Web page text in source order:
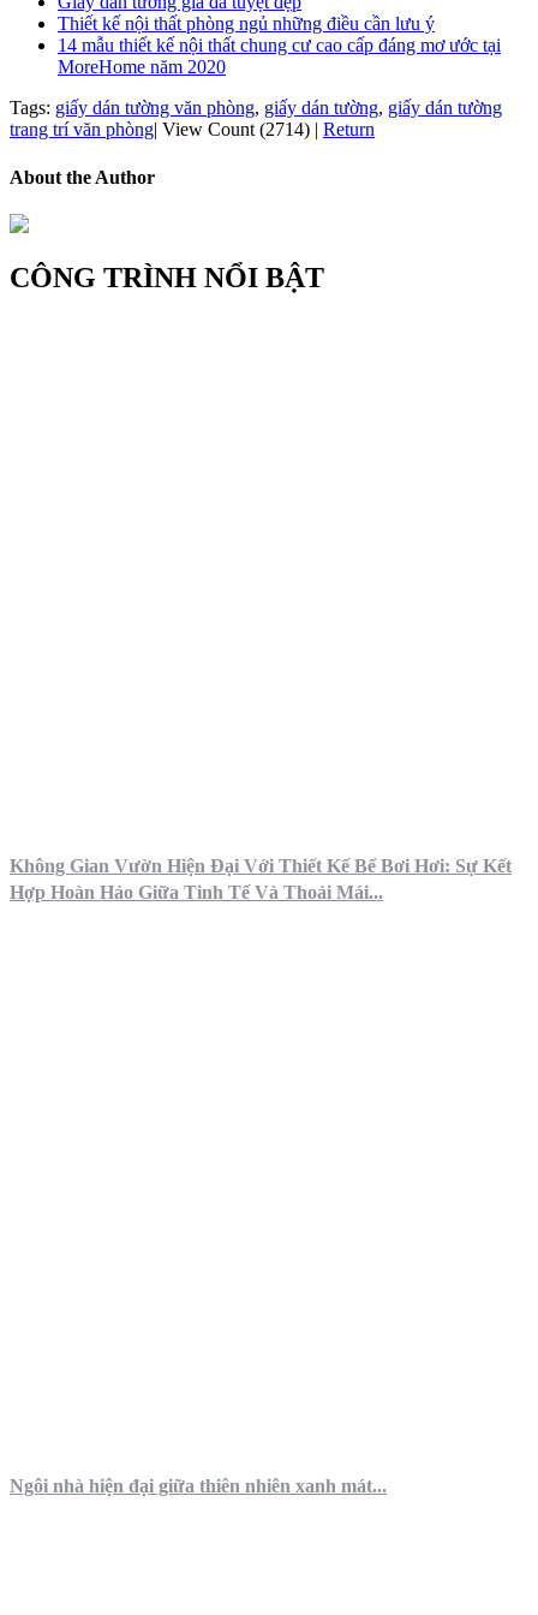
Thiết kế nội thất phòng ngủ những điều cần lưu ý
14 mẫu thiết kế nội thất chung cư cao cấp đáng mơ ước tại
MoreHome năm 2020
Tags: giấy dán tường văn phòng, giấy dán tường, giấy dán tường
trang trí văn phòng| View Count (2714) | Return
About the Author
CÔNG TRÌNH NỔI BẬT
Không Gian Vườn Hiện Đại Với Thiết Kế Bể Bơi Hơi: Sự Kết
Hợp Hoàn Hảo Giữa Tinh Tế Và Thoải Mái...
Ngôi nhà hiện đại giữa thiên nhiên xanh mát...